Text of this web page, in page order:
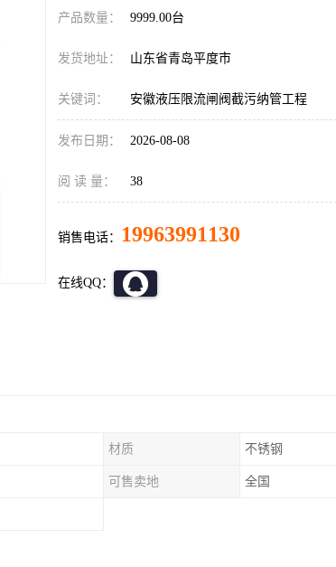
产品数量： 9999.00台
发货地址： 山东省青岛平度市
关键词： 安徽液压限流闸阀截污纳管工程
发布日期： 2026-08-08
阅 读 量： 38
销售电话： 19963991130
在线QQ：
材质 不锈钢
可售卖地 全国